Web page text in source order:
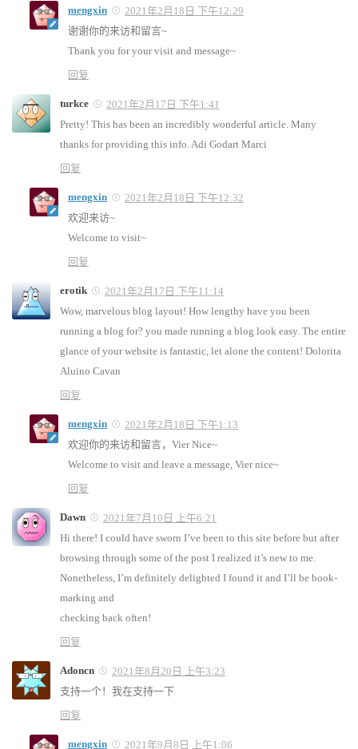
mengxin
2021年2月18日 下午12:29
谢谢你的来访和留言~
Thank you for your visit and message~
回复
turkce
2021年2月17日 下午1:41
Pretty! This has been an incredibly wonderful article. Many
thanks for providing this info. Adi Godart Marci
回复
mengxin
2021年2月18日 下午12:32
欢迎来访~
Welcome to visit~
回复
erotik
2021年2月17日 下午11:14
Wow, marvelous blog layout! How lengthy have you been
running a blog for? you made running a blog look easy. The entire
glance of your website is fantastic, let alone the content! Dolorita
Aluino Cavan
回复
mengxin
2021年2月18日 下午1:13
欢迎你的来访和留言，Vier Nice~
Welcome to visit and leave a message, Vier nice~
回复
Dawn
2021年7月10日 上午6:21
Hi there! I could have sworn I’ve been to this site before but after
browsing through some of the post I realized it’s new to me.
Nonetheless, I’m definitely delighted I found it and I’ll be book-
marking and
checking back often!
回复
Adoncn
2021年8月20日 上午3:23
支持一个！我在支持一下
回复
mengxin
2021年9月8日 上午1:06